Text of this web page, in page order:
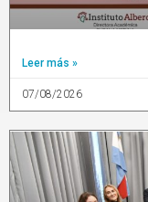
Leer más »
07/08/2026